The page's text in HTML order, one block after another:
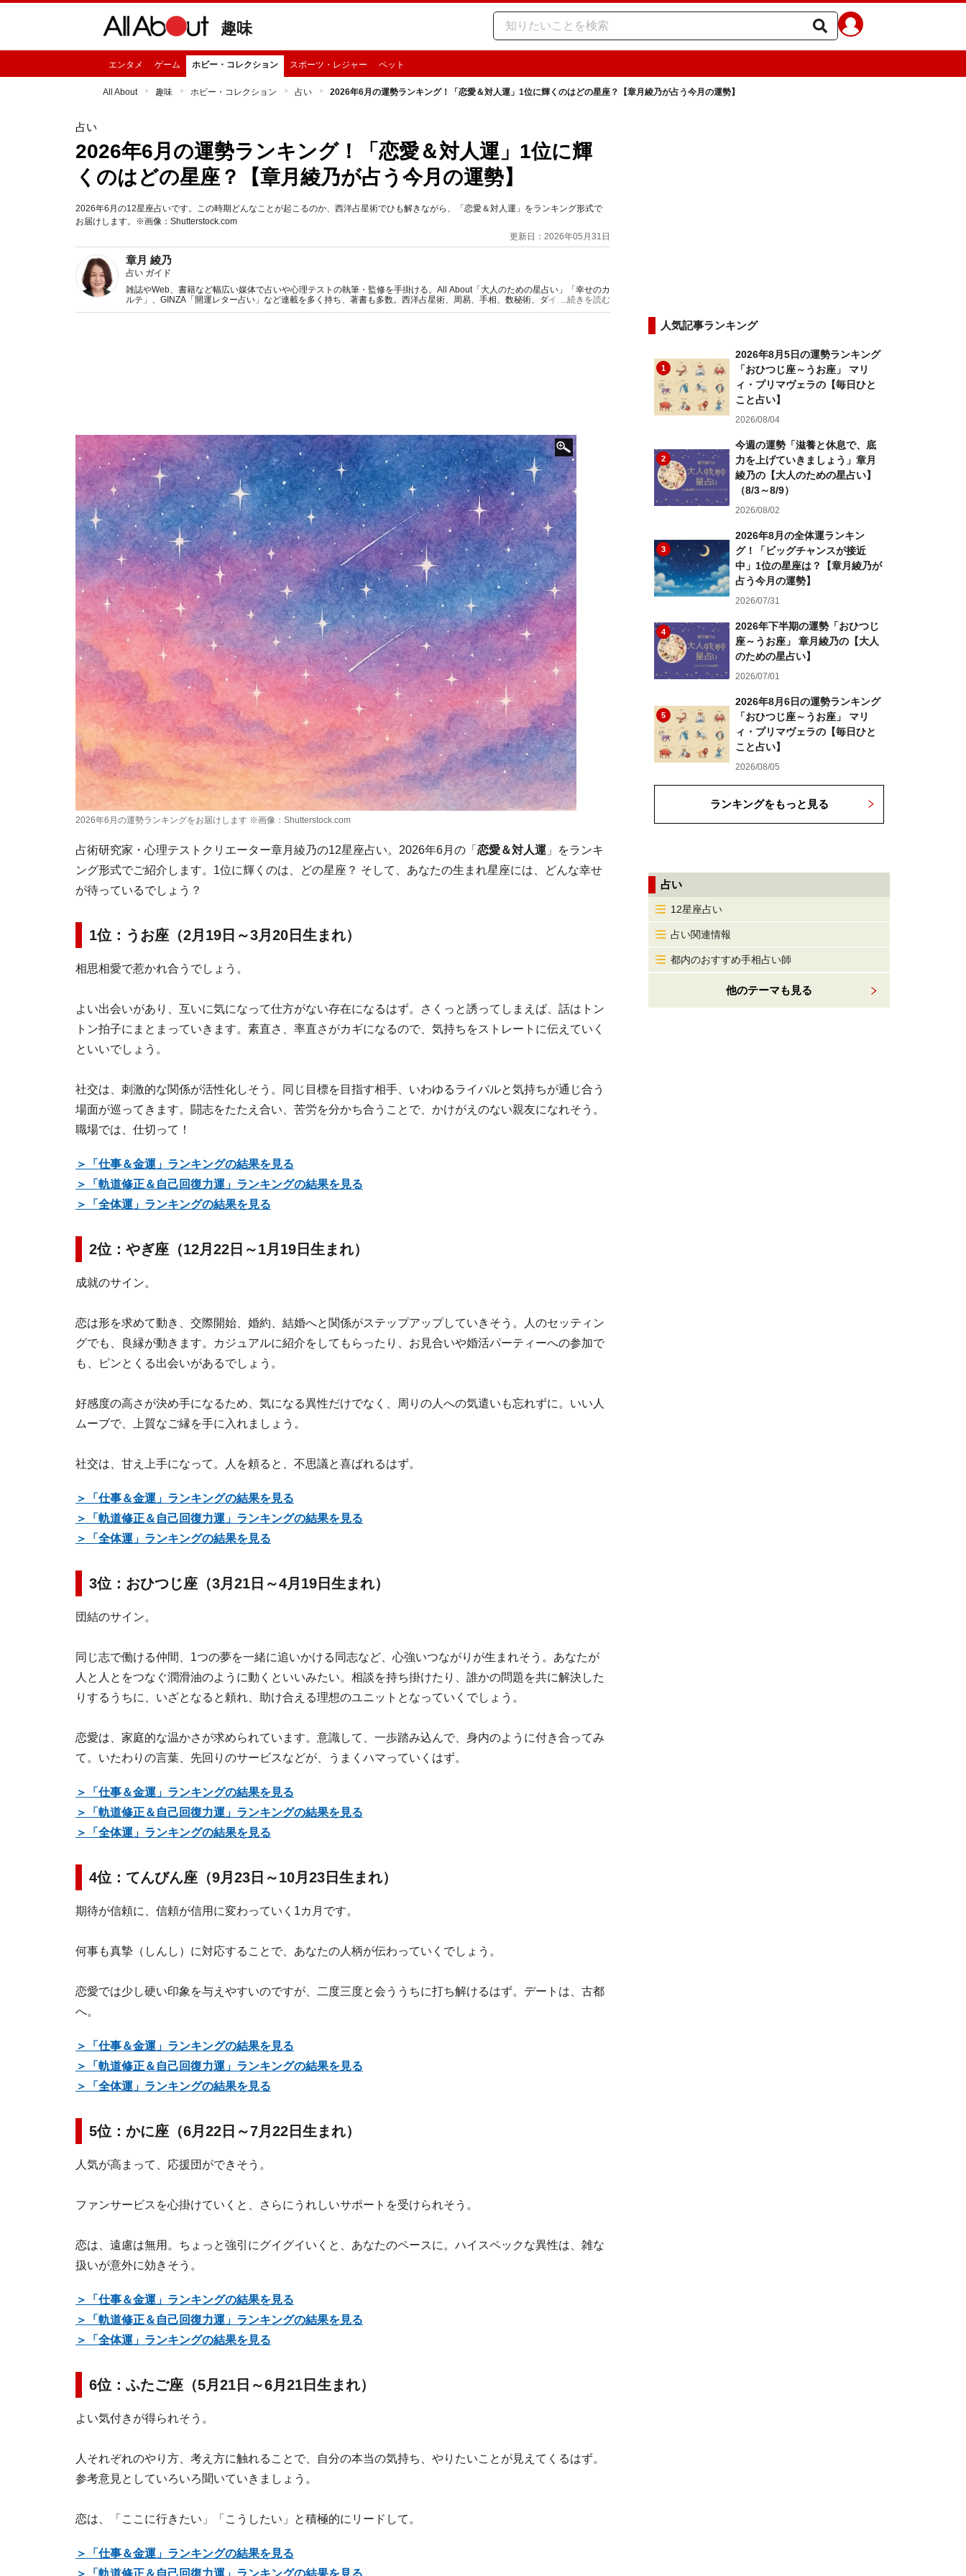
趣味
エンタメ ゲーム ホビー・コレクション スポーツ・レジャー ペット
All About 趣味 ホビー・コレクション 占い 2026年6月の運勢ランキング！「恋愛＆対人運」1位に輝くのはどの星座？【章月綾乃が占う今月の運勢】
占い
2026年6月の運勢ランキング！「恋愛＆対人運」1位に輝
くのはどの星座？【章月綾乃が占う今月の運勢】
2026年6月の12星座占いです。この時期どんなことが起こるのか、西洋占星術でひも解きながら、「恋愛＆対人運」をランキング形式で
お届けします。※画像：Shutterstock.com
更新日：2026年05月31日
章月 綾乃
占い ガイド
雑誌やWeb、書籍など幅広い媒体で占いや心理テストの執筆・監修を手掛ける。All About「大人のための星占い」「幸せのカ
ルテ」、GINZA「開運レター占い」など連載を多く持ち、著書も多数。西洋占星術、周易、手相、数秘術、ダイスやカード占
い、しぐさや言葉グセの研究など守備範囲は広め。
...続きを読む
2026年6月の運勢ランキングをお届けします ※画像：Shutterstock.com
占術研究家・心理テストクリエーター章月綾乃の12星座占い。2026年6月の「 恋愛＆対人運 」をランキ
ング形式でご紹介します。1位に輝くのは、どの星座？ そして、あなたの生まれ星座には、どんな幸せ
が待っているでしょう？
1位：うお座（2月19日～3月20日生まれ）
相思相愛で惹かれ合うでしょう。
よい出会いがあり、互いに気になって仕方がない存在になるはず。さくっと誘ってしまえば、話はトン
トン拍子にまとまっていきます。素直さ、率直さがカギになるので、気持ちをストレートに伝えていく
といいでしょう。
社交は、刺激的な関係が活性化しそう。同じ目標を目指す相手、いわゆるライバルと気持ちが通じ合う
場面が巡ってきます。闘志をたたえ合い、苦労を分かち合うことで、かけがえのない親友になれそう。
職場では、仕切って！
＞「仕事＆金運」ランキングの結果を見る
＞「軌道修正＆自己回復力運」ランキングの結果を見る
＞「全体運」ランキングの結果を見る
2位：やぎ座（12月22日～1月19日生まれ）
成就のサイン。
恋は形を求めて動き、交際開始、婚約、結婚へと関係がステップアップしていきそう。人のセッティン
グでも、良縁が動きます。カジュアルに紹介をしてもらったり、お見合いや婚活パーティーへの参加で
も、ピンとくる出会いがあるでしょう。
好感度の高さが決め手になるため、気になる異性だけでなく、周りの人への気遣いも忘れずに。いい人
ムーブで、上質なご縁を手に入れましょう。
社交は、甘え上手になって。人を頼ると、不思議と喜ばれるはず。
＞「仕事＆金運」ランキングの結果を見る
＞「軌道修正＆自己回復力運」ランキングの結果を見る
＞「全体運」ランキングの結果を見る
3位：おひつじ座（3月21日～4月19日生まれ）
団結のサイン。
同じ志で働ける仲間、1つの夢を一緒に追いかける同志など、心強いつながりが生まれそう。あなたが
人と人とをつなぐ潤滑油のように動くといいみたい。相談を持ち掛けたり、誰かの問題を共に解決した
りするうちに、いざとなると頼れ、助け合える理想のユニットとなっていくでしょう。
恋愛は、家庭的な温かさが求められています。意識して、一歩踏み込んで、身内のように付き合ってみ
て。いたわりの言葉、先回りのサービスなどが、うまくハマっていくはず。
＞「仕事＆金運」ランキングの結果を見る
＞「軌道修正＆自己回復力運」ランキングの結果を見る
＞「全体運」ランキングの結果を見る
4位：てんびん座（9月23日～10月23日生まれ）
期待が信頼に、信頼が信用に変わっていく1カ月です。
何事も真摯（しんし）に対応することで、あなたの人柄が伝わっていくでしょう。
恋愛では少し硬い印象を与えやすいのですが、二度三度と会ううちに打ち解けるはず。デートは、古都
へ。
＞「仕事＆金運」ランキングの結果を見る
＞「軌道修正＆自己回復力運」ランキングの結果を見る
＞「全体運」ランキングの結果を見る
5位：かに座（6月22日～7月22日生まれ）
人気が高まって、応援団ができそう。
ファンサービスを心掛けていくと、さらにうれしいサポートを受けられそう。
恋は、遠慮は無用。ちょっと強引にグイグイいくと、あなたのペースに。ハイスペックな異性は、雑な
扱いが意外に効きそう。
＞「仕事＆金運」ランキングの結果を見る
＞「軌道修正＆自己回復力運」ランキングの結果を見る
＞「全体運」ランキングの結果を見る
6位：ふたご座（5月21日～6月21日生まれ）
よい気付きが得られそう。
人それぞれのやり方、考え方に触れることで、自分の本当の気持ち、やりたいことが見えてくるはず。
参考意見としていろいろ聞いていきましょう。
恋は、「ここに行きたい」「こうしたい」と積極的にリードして。
＞「仕事＆金運」ランキングの結果を見る
＞「軌道修正＆自己回復力運」ランキングの結果を見る
人気記事ランキング
1
2026年8月5日の運勢ランキング
「おひつじ座～うお座」 マリ
ィ・プリマヴェラの【毎日ひと
こと占い】
2026/08/04
2
今週の運勢「滋養と休息で、底
力を上げていきましょう」章月
綾乃の【大人のための星占い】
（8/3～8/9）
2026/08/02
3
2026年8月の全体運ランキン
グ！「ビッグチャンスが接近
中」1位の星座は？【章月綾乃が
占う今月の運勢】
2026/07/31
4
2026年下半期の運勢「おひつじ
座～うお座」 章月綾乃の【大人
のための星占い】
2026/07/01
5
2026年8月6日の運勢ランキング
「おひつじ座～うお座」 マリ
ィ・プリマヴェラの【毎日ひと
こと占い】
2026/08/05
ランキングをもっと見る
占い
12星座占い
占い関連情報
都内のおすすめ手相占い師
他のテーマも見る